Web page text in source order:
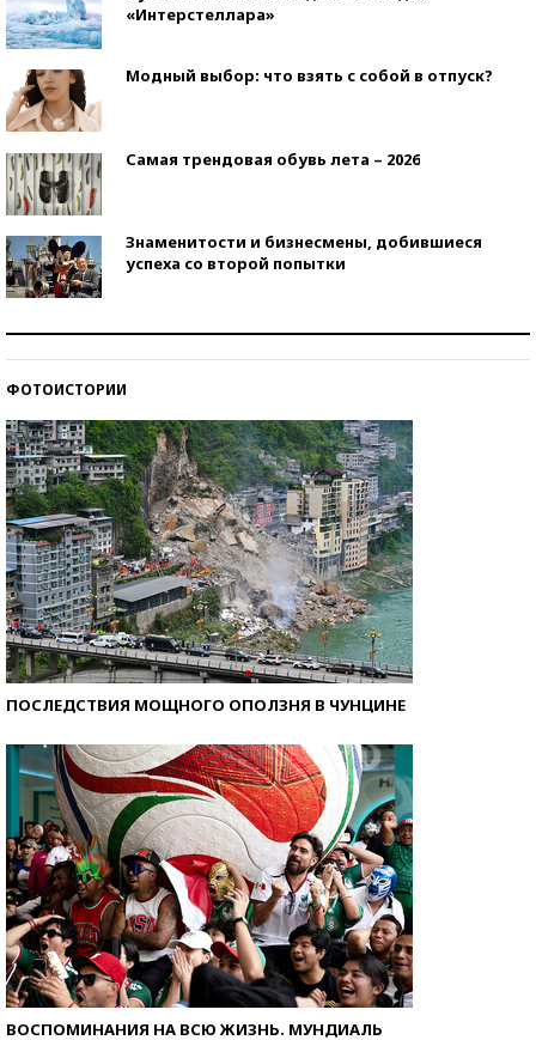
«Интерстеллара»
Модный выбор: что взять с собой в отпуск?
Самая трендовая обувь лета – 2026
Знаменитости и бизнесмены, добившиеся
успеха со второй попытки
ФОТОИСТОРИИ
ПОСЛЕДСТВИЯ МОЩНОГО ОПОЛЗНЯ В ЧУНЦИНЕ
ВОСПОМИНАНИЯ НА ВСЮ ЖИЗНЬ. МУНДИАЛЬ